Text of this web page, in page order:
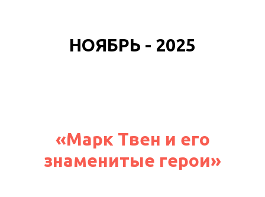
НОЯБРЬ - 2025
«Марк Твен и его
знаменитые герои»